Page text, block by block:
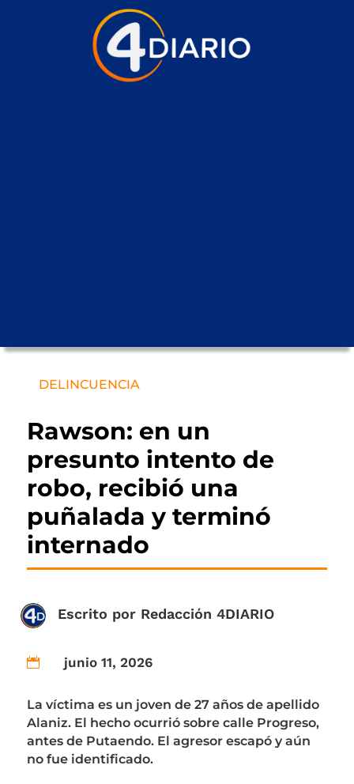
DELINCUENCIA
Rawson: en un
presunto intento de
robo, recibió una
puñalada y terminó
internado
Escrito por Redacción 4DIARIO
 junio 11, 2026
La víctima es un joven de 27 años de apellido
Alaniz. El hecho ocurrió sobre calle Progreso,
antes de Putaendo. El agresor escapó y aún
no fue identificado.